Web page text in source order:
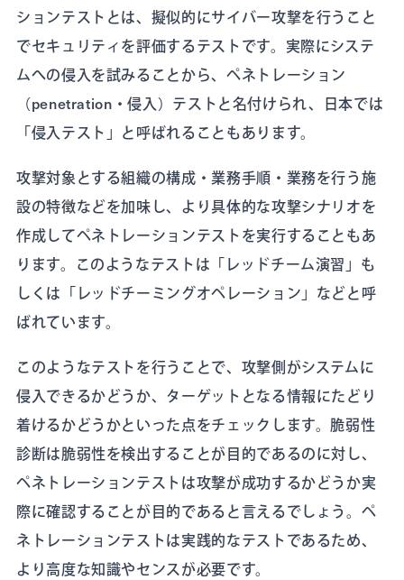
ションテストとは、擬似的にサイバー攻撃を行うこと
でセキュリティを評価するテストです。実際にシステ
ムへの侵入を試みることから、ペネトレーション
（penetration・侵入）テストと名付けられ、日本では
「侵入テスト」と呼ばれることもあります。
攻撃対象とする組織の構成・業務手順・業務を行う施
設の特徴などを加味し、より具体的な攻撃シナリオを
作成してペネトレーションテストを実行することもあ
ります。このようなテストは「レッドチーム演習」も
しくは「レッドチーミングオペレーション」などと呼
ばれています。
このようなテストを行うことで、攻撃側がシステムに
侵入できるかどうか、ターゲットとなる情報にたどり
着けるかどうかといった点をチェックします。脆弱性
診断は脆弱性を検出することが目的であるのに対し、
ペネトレーションテストは攻撃が成功するかどうか実
際に確認することが目的であると言えるでしょう。ペ
ネトレーションテストは実践的なテストであるため、
より高度な知識やセンスが必要です。